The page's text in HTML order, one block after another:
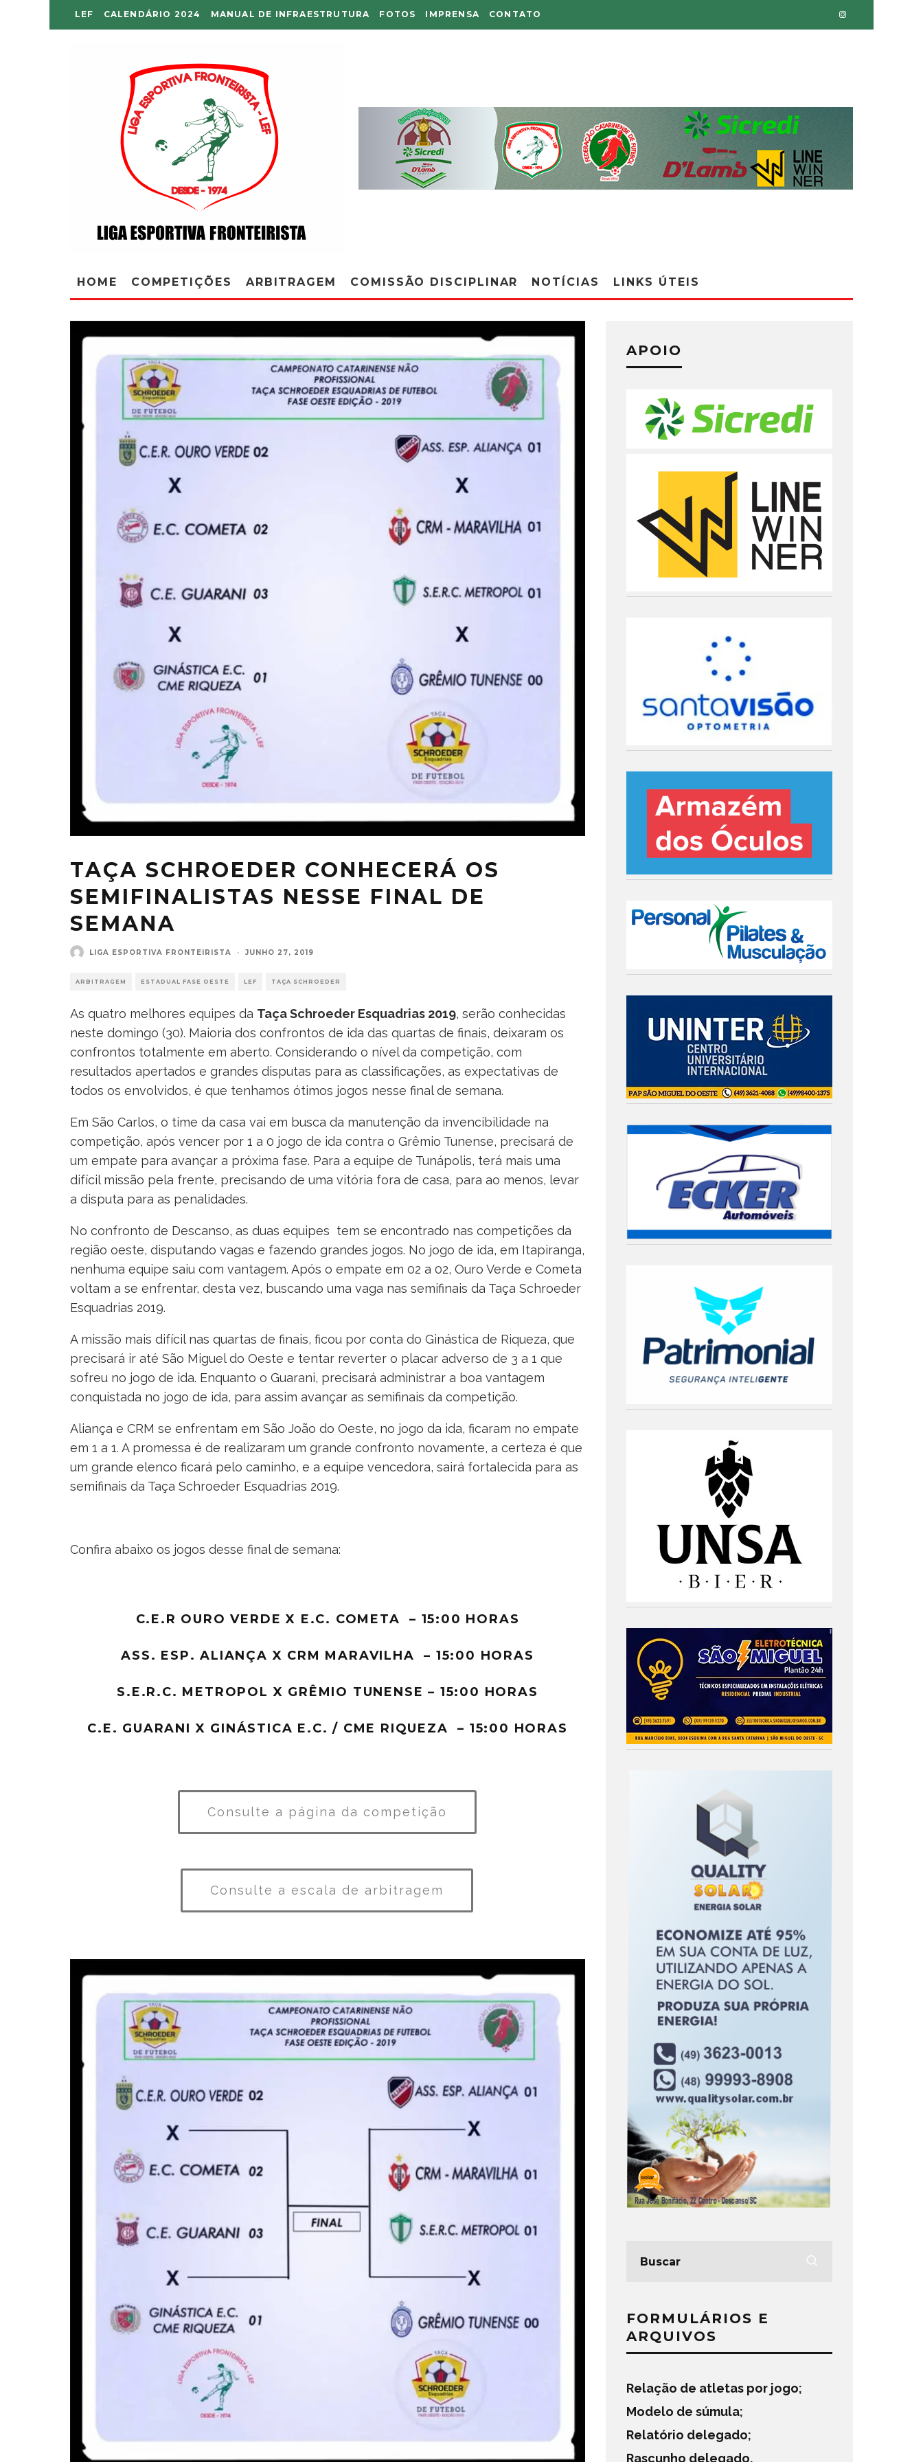
LEF CALENDÁRIO 2024 MANUAL DE INFRAESTRUTURA FOTOS IMPRENSA CONTATO
HOME COMPETIÇÕES ARBITRAGEM COMISSÃO DISCIPLINAR NOTÍCIAS LINKS ÚTEIS
TAÇA SCHROEDER CONHECERÁ OS
SEMIFINALISTAS NESSE FINAL DE
SEMANA
LIGA ESPORTIVA FRONTEIRISTA · JUNHO 27, 2019
ARBITRAGEM ESTADUAL FASE OESTE LEF TAÇA SCHROEDER
As quatro melhores equipes da Taça Schroeder Esquadrias 2019, serão conhecidas
neste domingo (30). Maioria dos confrontos de ida das quartas de finais, deixaram os
confrontos totalmente em aberto. Considerando o nível da competição, com
resultados apertados e grandes disputas para as classificações, as expectativas de
todos os envolvidos, é que tenhamos ótimos jogos nesse final de semana.
Em São Carlos, o time da casa vai em busca da manutenção da invencibilidade na
competição, após vencer por 1 a 0 jogo de ida contra o Grêmio Tunense, precisará de
um empate para avançar a próxima fase. Para a equipe de Tunápolis, terá mais uma
difícil missão pela frente, precisando de uma vitória fora de casa, para ao menos, levar
a disputa para as penalidades.
No confronto de Descanso, as duas equipes tem se encontrado nas competições da
região oeste, disputando vagas e fazendo grandes jogos. No jogo de ida, em Itapiranga,
nenhuma equipe saiu com vantagem. Após o empate em 02 a 02, Ouro Verde e Cometa
voltam a se enfrentar, desta vez, buscando uma vaga nas semifinais da Taça Schroeder
Esquadrias 2019.
A missão mais difícil nas quartas de finais, ficou por conta do Ginástica de Riqueza, que
precisará ir até São Miguel do Oeste e tentar reverter o placar adverso de 3 a 1 que
sofreu no jogo de ida. Enquanto o Guarani, precisará administrar a boa vantagem
conquistada no jogo de ida, para assim avançar as semifinais da competição.
Aliança e CRM se enfrentam em São João do Oeste, no jogo da ida, ficaram no empate
em 1 a 1. A promessa é de realizaram um grande confronto novamente, a certeza é que
um grande elenco ficará pelo caminho, e a equipe vencedora, sairá fortalecida para as
semifinais da Taça Schroeder Esquadrias 2019.
Confira abaixo os jogos desse final de semana:
C.E.R OURO VERDE X E.C. COMETA – 15:00 HORAS
ASS. ESP. ALIANÇA X CRM MARAVILHA – 15:00 HORAS
S.E.R.C. METROPOL X GRÊMIO TUNENSE – 15:00 HORAS
C.E. GUARANI X GINÁSTICA E.C. / CME RIQUEZA – 15:00 HORAS
Consulte a página da competição
Consulte a escala de arbitragem
APOIO
FORMULÁRIOS E
ARQUIVOS
Relação de atletas por jogo;
Modelo de súmula;
Relatório delegado;
Rascunho delegado.